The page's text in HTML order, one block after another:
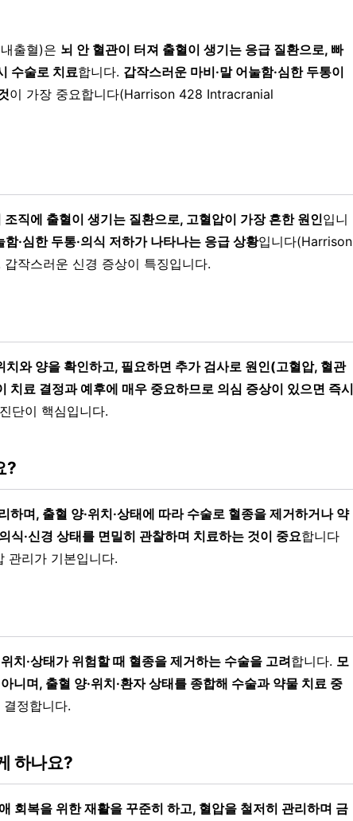
출혈)은 뇌 안 혈관이 터져 출혈이 생기는 응급 질환으로, 빠
수술로 치료합니다. 갑작스러운 마비·말 어눌함·심한 두통이
이 가장 중요합니다(Harrison 428 Intracranial
직에 출혈이 생기는 질환으로, 고혈압이 가장 흔한 원인입니
·심한 두통·의식 저하가 나타나는 응급 상황입니다(Harrison
작스러운 신경 증상이 특징입니다.
와 양을 확인하고, 필요하면 추가 검사로 원인(고혈압, 혈관
치료 결정과 예후에 매우 중요하므로 의심 증상이 있으면 즉시
단이 핵심입니다.
?
하며, 출혈 양·위치·상태에 따라 수술로 혈종을 제거하거나 약
식·신경 상태를 면밀히 관찰하며 치료하는 것이 중요합니다
관리가 기본입니다.
치·상태가 위험할 때 혈종을 제거하는 수술을 고려합니다. 모
니며, 출혈 양·위치·환자 상태를 종합해 수술과 약물 치료 중
정합니다.
하나요?
회복을 위한 재활을 꾸준히 하고, 혈압을 철저히 관리하며 금